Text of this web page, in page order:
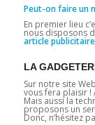
Peut-on faire un
En premier lieu
nous disposons
article publicitaire
LA
Sur notre site
vous fera plaisir !
Mais aussi la
proposons un
Donc, n’hésitez